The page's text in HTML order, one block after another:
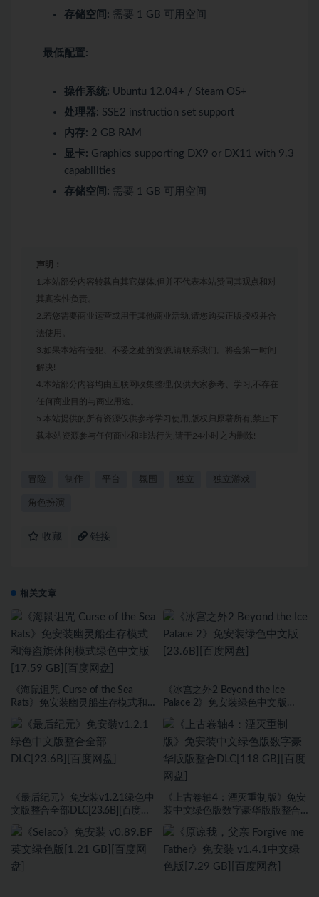
存储空间: 需要 1 GB 可用空间
最低配置:
操作系统: Ubuntu 12.04+ / Steam OS+
处理器: SSE2 instruction set support
内存: 2 GB RAM
显卡: Graphics supporting DX9 or DX11 with 9.3
capabilities
存储空间: 需要 1 GB 可用空间
声明：
1.本站部分内容转载自其它媒体,但并不代表本站赞同其观点和对
其真实性负责。
2.若您需要商业运营或用于其他商业活动,请您购买正版授权并合
法使用。
3.如果本站有侵犯、不妥之处的资源,请联系我们。将会第一时间
解决!
4.本站部分内容均由互联网收集整理,仅供大家参考、学习,不存在
任何商业目的与商业用途。
5.本站提供的所有资源仅供参考学习使用,版权归原著所有,禁止下
载本站资源参与任何商业和非法行为,请于24小时之内删除!
冒险 制作 平台 氛围 独立 独立游戏
角色扮演
收藏 链接
相关文章
《海鼠诅咒 Curse of the Sea
Rats》免安装幽灵船生存模式和
GB][百度网盘]
《冰宫之外2 Beyond the Ice
Palace 2》免安装绿色中文版
《最后纪元》免安装v1.2.1绿色中
文版整合全部DLC[23.6B][百度网
《上古卷轴4：湮灭重制版》免安
装中文绿色版数字豪华版版整合